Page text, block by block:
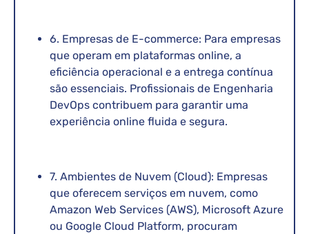
6. Empresas de E-commerce: Para empresas
que operam em plataformas online, a
eficiência operacional e a entrega contínua
são essenciais. Profissionais de Engenharia
DevOps contribuem para garantir uma
experiência online fluida e segura.
7. Ambientes de Nuvem (Cloud): Empresas
que oferecem serviços em nuvem, como
Amazon Web Services (AWS), Microsoft Azure
ou Google Cloud Platform, procuram